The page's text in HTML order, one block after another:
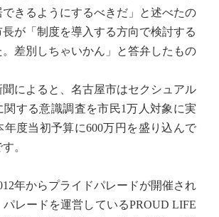
きるようにするべきだ」と述べたの
が「制度を導入する方向で検討する
。差別しちゃいかん」と答弁したもの
によると、名古屋市はセクシュアル
関する意識調査を市民1万人対象に実
年度当初予算に600万円を盛り込んで
。
年からプライドパレードが開催され
レードを運営しているPROUD LIFE